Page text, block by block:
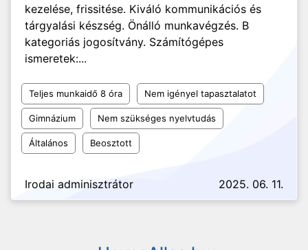
kezelése, frissitése. Kiváló kommunikációs és
tárgyalási készség. Önálló munkavégzés. B
kategoriás jogosítvány. Számítógépes
ismeretek:...
Teljes munkaidő 8 óra Nem igényel tapasztalatot
Gimnázium Nem szükséges nyelvtudás
Általános Beosztott
Irodai adminisztrátor 2025. 06. 11.